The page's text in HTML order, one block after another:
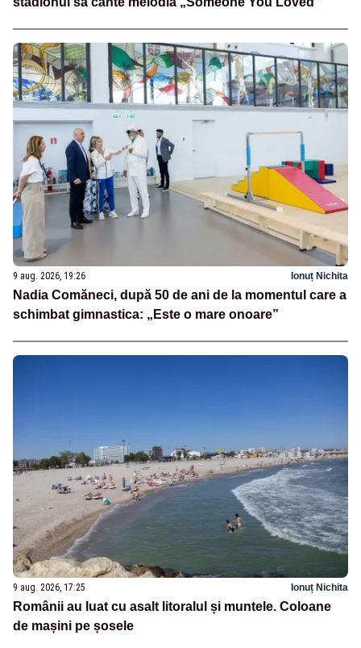
9 aug. 2026, 19:26 Ionuț Nichita
Nadia Comăneci, după 50 de ani de la momentul care a
schimbat gimnastica: „Este o mare onoare”
9 aug. 2026, 17:25 Ionuț Nichita
Românii au luat cu asalt litoralul și muntele. Coloane
de mașini pe șosele